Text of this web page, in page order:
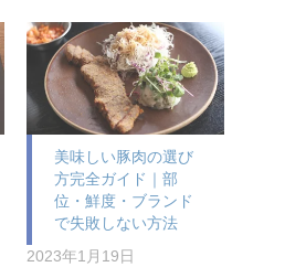
美味しい豚肉の選び
方完全ガイド｜部
位・鮮度・ブランド
で失敗しない方法
2023年1月19日